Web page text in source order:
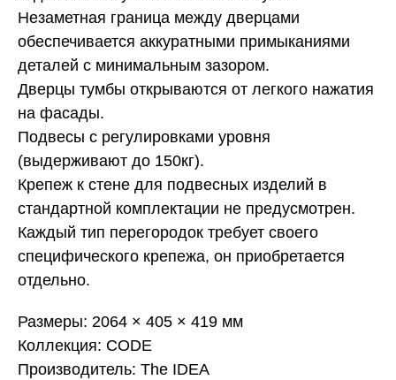
Незаметная граница между дверцами
обеспечивается аккуратными примыканиями
деталей с минимальным зазором.
Дверцы тумбы открываются от легкого нажатия
на фасады.
Подвесы с регулировками уровня
(выдерживают до 150кг).
Крепеж к стене для подвесных изделий в
стандартной комплектации не предусмотрен.
Каждый тип перегородок требует своего
специфического крепежа, он приобретается
отдельно.
Размеры: 2064 × 405 × 419 мм
Коллекция: CODE
Производитель: The IDEA